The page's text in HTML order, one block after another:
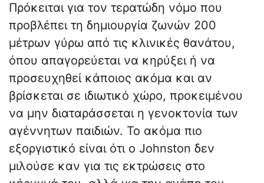
Πρόκειται για τον τερατώδη νόμο που
προβλέπει τη δημιουργία ζωνών 200
μέτρων γύρω από τις κλινικές θανάτου,
όπου απαγορεύεται να κηρύξει ή να
προσευχηθεί κάποιος ακόμα και αν
βρίσκεται σε ιδιωτικό χώρο, προκειμένου
να μην διαταράσσεται η γενοκτονία των
αγέννητων παιδιών. Το ακόμα πιο
εξοργιστικό είναι ότι ο Johnston δεν
μιλούσε καν για τις εκτρώσεις στο